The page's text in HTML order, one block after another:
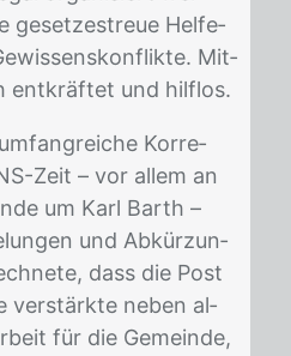
ge­set­zes­treue Hel­fe­
Mit­
ent­kräf­tet und hilf­los.
Kor­re­
Zeit – vor al­lem an
um Karl Barth –
und Ab­kür­zun­
dass die Post
ver­stärk­te ne­ben al­
für die Ge­mein­de,